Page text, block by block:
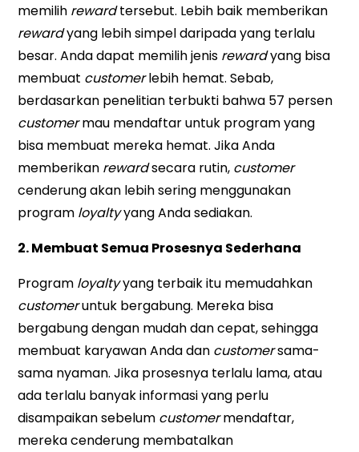
memilih rewardtersebut. Lebih baik memberikan
rewardyang lebih simpel daripada yang terlalu
besar. Anda dapat memilih jenis rewardyang bisa
membuat customerlebih hemat. Sebab,
berdasarkan penelitian terbukti bahwa 57 persen
customermau mendaftar untuk program yang
bisa membuat mereka hemat. Jika Anda
memberikan rewardsecara rutin, customer
cenderung akan lebih sering menggunakan
program loyaltyyang Anda sediakan.
2. Membuat Semua Prosesnya Sederhana
Program loyaltyyang terbaik itu memudahkan
customeruntuk bergabung. Mereka bisa
bergabung dengan mudah dan cepat, sehingga
membuat karyawan Anda dan customersama-
sama nyaman. Jika prosesnya terlalu lama, atau
ada terlalu banyak informasi yang perlu
disampaikan sebelum customermendaftar,
mereka cenderung membatalkan